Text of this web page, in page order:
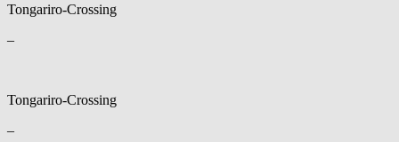
Tongariro-Crossing
–
Tongariro-Crossing
–